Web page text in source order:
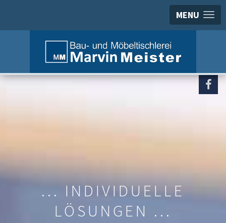
MENU
... INDIVIDUELLE
LÖSUNGEN ...